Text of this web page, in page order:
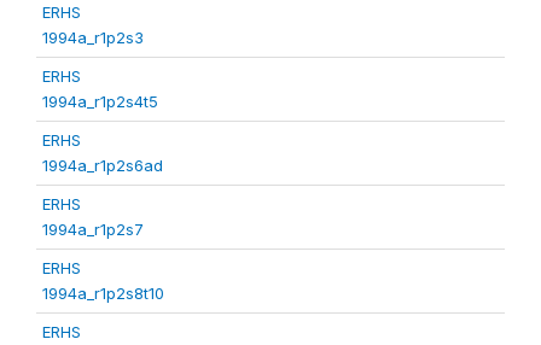
ERHS
1994a_r1p2s3
ERHS
1994a_r1p2s4t5
ERHS
1994a_r1p2s6ad
ERHS
1994a_r1p2s7
ERHS
1994a_r1p2s8t10
ERHS